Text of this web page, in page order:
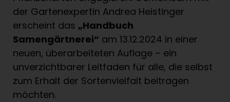
der Gartenexpertin Andrea Heistinger
erscheint das „Handbuch
Samengärtnerei“ am 13.12.2024 in einer
neuen, überarbeiteten Auflage – ein
unverzichtbarer Leitfaden für alle, die selbst
zum Erhalt der Sortenvielfalt beitragen
möchten.